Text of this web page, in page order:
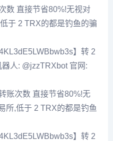
数 直接节省80%!无视对
于 2 TRX的都是钓鱼的骗
】转 2
人: @jzzTRXbot 官网:
账次数 直接节省80%!无
所,低于 2 TRX的都是钓鱼
】转 2